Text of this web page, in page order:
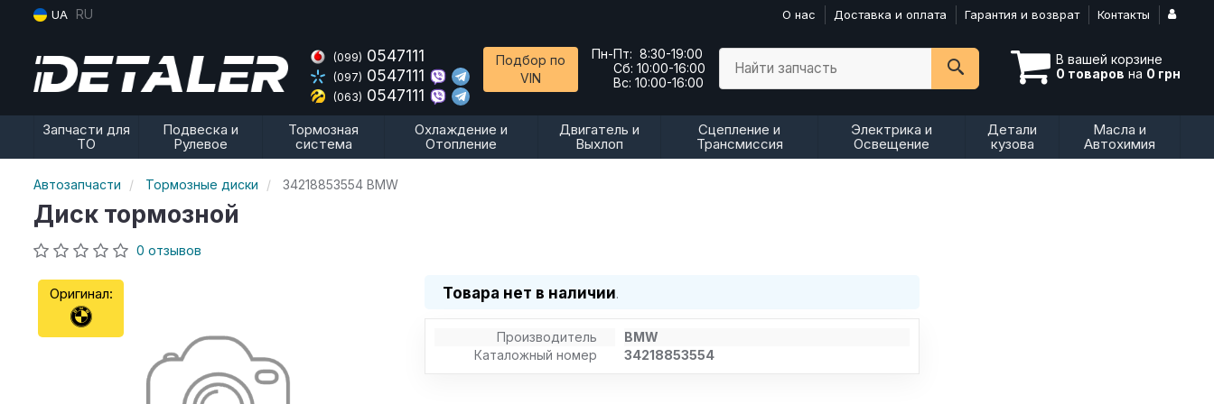
UA RU О нас Доставка и оплата Гарантия и возврат Контакты
(099) 0547111
(097) 0547111
(063) 0547111
Подбор по
VIN
Пн-Пт: 8:30-19:00
Сб: 10:00-16:00
Вс: 10:00-16:00
В вашей корзине
0 товаров на 0 грн
Найти запчасть
Запчасти для
ТО
Подвеска и
Рулевое
Тормозная
система
Охлаждение и
Отопление
Двигатель и
Выхлоп
Сцепление и
Трансмиссия
Электрика и
Освещение
Детали
кузова
Масла и
Автохимия
Автозапчасти Тормозные диски 34218853554 BMW
Диск тормозной
0 отзывов
Оригинал: Товара нет в наличии.
Производитель
BMW
Каталожный номер
34218853554